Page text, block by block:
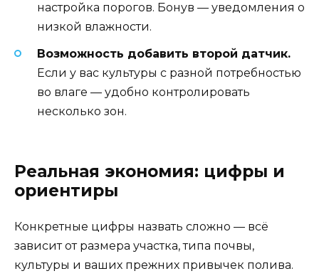
настройка порогов. Бонув — уведомления о
низкой влажности.
Возможность добавить второй датчик.
Если у вас культуры с разной потребностью
во влаге — удобно контролировать
несколько зон.
Реальная экономия: цифры и
ориентиры
Конкретные цифры назвать сложно — всё
зависит от размера участка, типа почвы,
культуры и ваших прежних привычек полива.